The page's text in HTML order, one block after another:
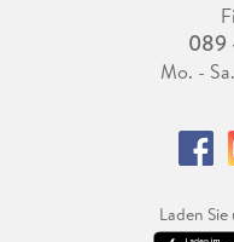
089
Mo. -
Laden